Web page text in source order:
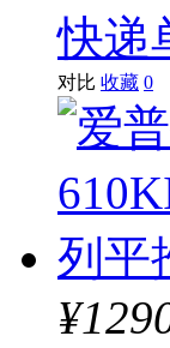
快递
对比 收藏 0